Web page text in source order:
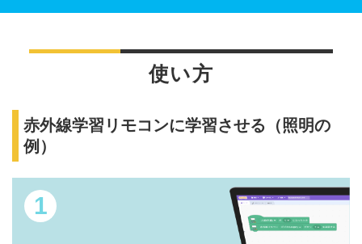
使い方
赤外線学習リモコンに学習させる（照明の
例）